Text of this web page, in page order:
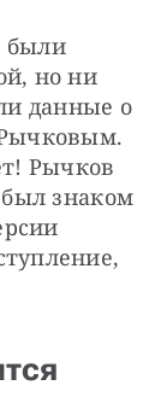
были
но ни
данные о
Рычков
знаком